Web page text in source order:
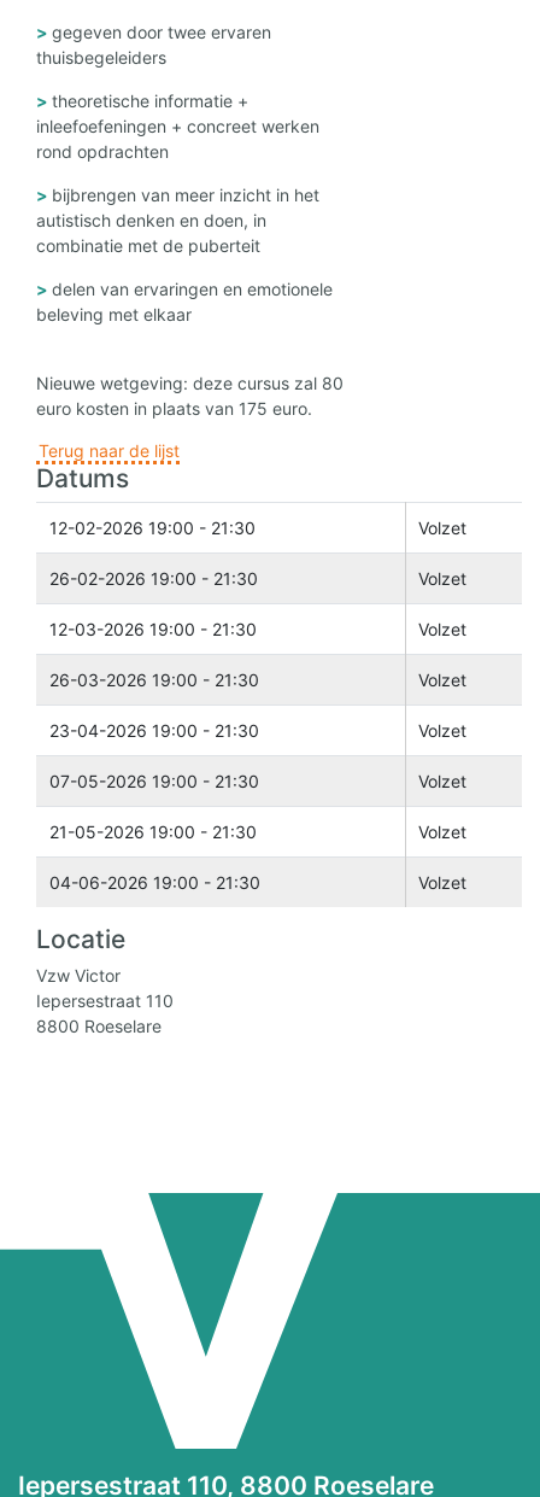
gegeven door twee ervaren
thuisbegeleiders
theoretische informatie +
inleefoefeningen + concreet werken
rond opdrachten
bijbrengen van meer inzicht in het
autistisch denken en doen, in
combinatie met de puberteit
delen van ervaringen en emotionele
beleving met elkaar
Nieuwe wetgeving: deze cursus zal 80
euro kosten in plaats van 175 euro.
Terug naar de lijst
Datums
12-02-2026 19:00 - 21:30 Volzet
26-02-2026 19:00 - 21:30 Volzet
12-03-2026 19:00 - 21:30 Volzet
26-03-2026 19:00 - 21:30 Volzet
23-04-2026 19:00 - 21:30 Volzet
07-05-2026 19:00 - 21:30 Volzet
21-05-2026 19:00 - 21:30 Volzet
04-06-2026 19:00 - 21:30 Volzet
Locatie
Vzw Victor
Iepersestraat 110
8800 Roeselare
Iepersestraat 110, 8800 Roeselare